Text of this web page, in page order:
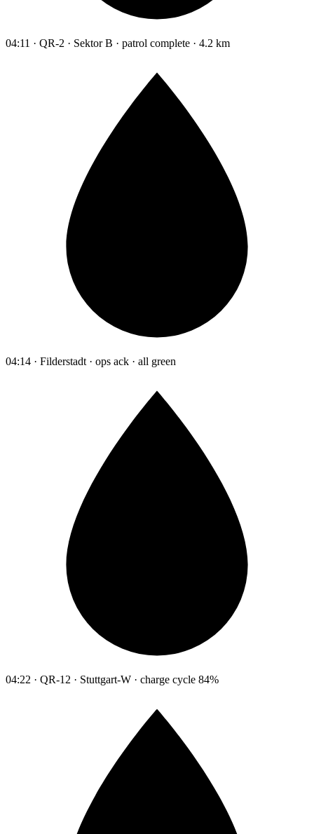
04:11 · QR-2 · Sektor B · patrol complete · 4.2 km
04:14 · Filderstadt · ops ack · all green
04:22 · QR-12 · Stuttgart-W · charge cycle 84%